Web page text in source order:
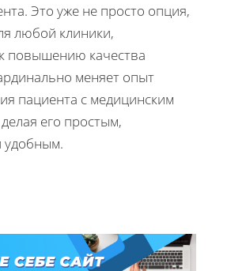
Это уже не просто опция,
любой клиники,
повышению качества
меняет опыт
пациента с медицинским
его простым,
удобным.